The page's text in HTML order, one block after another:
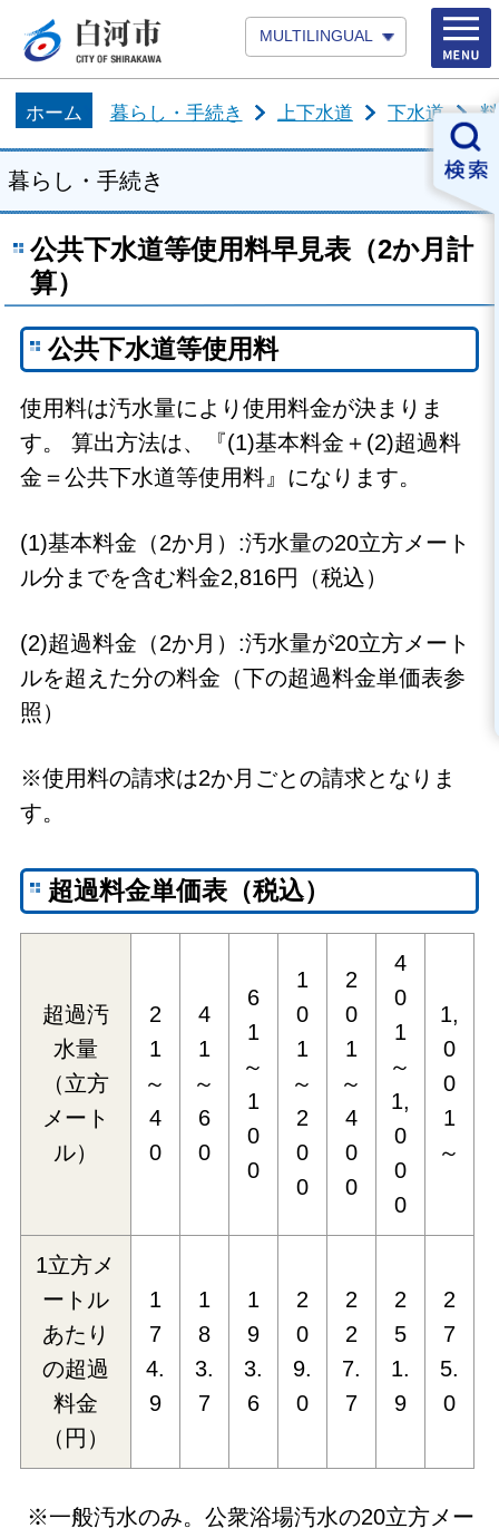
MULTILINGUAL
ホーム 暮らし・手続き 上下水道 下水道
暮らし・手続き
公共下水道等使用料早見表（2か月計
算）
公共下水道等使用料
使用料は汚水量により使用料金が決まりま
す。 算出方法は、『(1)基本料金＋(2)超過料
金＝公共下水道等使用料』になります。
(1)基本料金（2か月）:汚水量の20立方メート
ル分までを含む料金2,816円（税込）
(2)超過料金（2か月）:汚水量が20立方メート
ルを超えた分の料金（下の超過料金単価表参
照）
※使用料の請求は2か月ごとの請求となりま
す。
超過料金単価表（税込）
超過汚
水量
（立方
メート
ル）
2
1
～
4
0
4
1
～
6
0
6
1
～
1
0
0
1
0
1
～
2
0
0
2
0
1
～
4
0
0
4
0
1
～
1,
0
0
0
1,
0
0
1
～
1立方メ
ートル
あたり
の超過
料金
（円）
1
7
4.
9
1
8
3.
7
1
9
3.
6
2
0
9.
0
2
2
7.
7
2
5
1.
9
2
7
5.
0
※一般汚水のみ。公衆浴場汚水の20立方メー